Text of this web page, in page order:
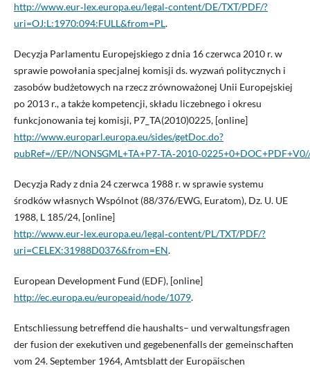
http://www.eur‑lex.europa.eu/legal‑content/DE/TXT/PDF/?
uri=OJ:L:1970:094:FULL&from=PL.
Decyzja Parlamentu Europejskiego z dnia 16 czerwca 2010 r. w
sprawie powołania specjalnej komisji ds. wyzwań politycznych i
zasobów budżetowych na rzecz zrównoważonej Unii Europejskiej
po 2013 r., a także kompetencji, składu liczebnego i okresu
funkcjonowania tej komisji, P7_TA(2010)0225, [online]
http://www.europarl.europa.eu/sides/getDoc.do?
pubRef=//EP//
Decyzja Rady z dnia 24 czerwca 1988 r. w sprawie systemu
środków własnych Wspólnot (88/376/EWG, Euratom), Dz. U. UE
1988, L 185/24, [online]
http://www.eur‑lex.europa.eu/legal‑content/PL/TXT/PDF/?
uri=CELEX:31988D0376&from=EN.
European Development Fund (EDF), [online]
http://ec.europa.eu/europeaid/node/1079.
Entschliessung betreffend die haushalts– und verwaltungsfragen
der fusion der exekutiven und gegebenenfalls der gemeinschaften
vom 24. September 1964, Amtsblatt der Europäischen